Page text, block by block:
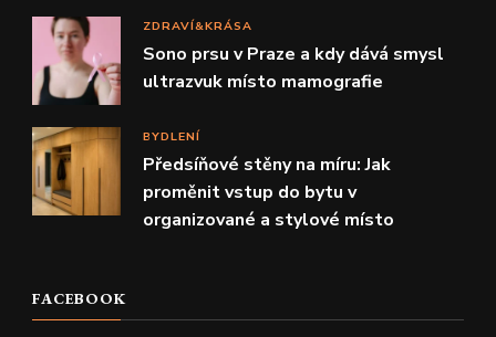
ZDRAVÍ&KRÁSA
Sono prsu v Praze a kdy dává smysl
ultrazvuk místo mamografie
BYDLENÍ
Předsíňové stěny na míru: Jak
proměnit vstup do bytu v
organizované a stylové místo
FACEBOOK